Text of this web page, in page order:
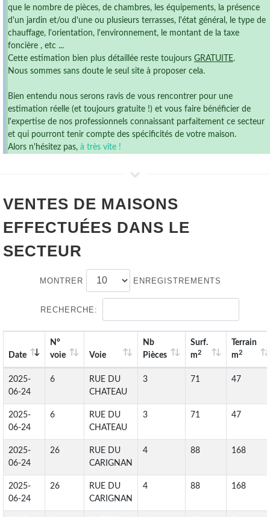
que le nombre de pièces, de chambres, les équipements, la présence
d'un jardin et/ou d'une ou plusieurs terrasses, l'état général, le type de
chauffage, l'orientation, l'environnement, le montant de la taxe
foncière , etc ...
Cette estimation bien plus détaillée reste toujours GRATUITE.
Nous sommes sans doute le seul site à proposer cela.
Bien entendu nous serons ravis de vous rencontrer pour une
estimation réelle (et toujours gratuite !) et vous faire bénéficier de
l'expertise de nos professionnels connaissant parfaitement ce secteur
et qui pourront tenir compte des spécificités de votre maison.
Alors n'hésitez pas, à très vite !
VENTES DE MAISONS
EFFECTUÉES DANS LE
SECTEUR
MONTRER ENREGISTREMENTS
RECHERCHE:
Date
N°
voie
Voie
Nb
Pièces
Surf.
m2
Terrain
m2
2025-
06-24
6
RUE DU
CHATEAU
3 71 47
2025-
06-24
6
RUE DU
CHATEAU
3 71 47
2025-
06-24
26
RUE DU
CARIGNAN
4 88 168
2025-
06-24
26
RUE DU
CARIGNAN
4 88 168